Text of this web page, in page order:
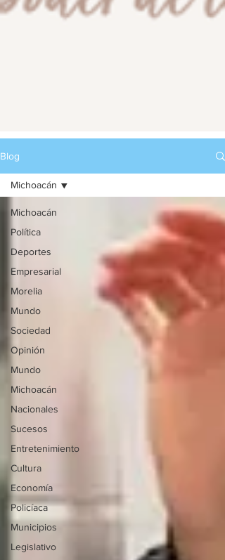
Blog
Michoacán
Política
Deportes
Empresarial
Morelia
Mundo
Sociedad
Opinión
Mundo
Michoacán
Nacionales
Sucesos
Entretenimiento
Cultura
Economía
Policíaca
Municipios
Legislativo
Michoacán